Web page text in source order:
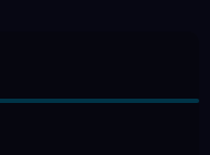
że zgoda